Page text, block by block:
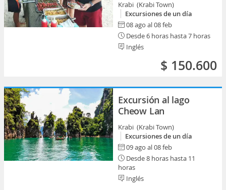
Krabi (Krabi Town)
Excursiones de un día
08 ago al 08 feb
Desde 6 horas hasta 7 horas
Inglés
$ 150.600
Excursión al lago
Cheow Lan
Krabi (Krabi Town)
Excursiones de un día
09 ago al 08 feb
Desde 8 horas hasta 11
horas
Inglés